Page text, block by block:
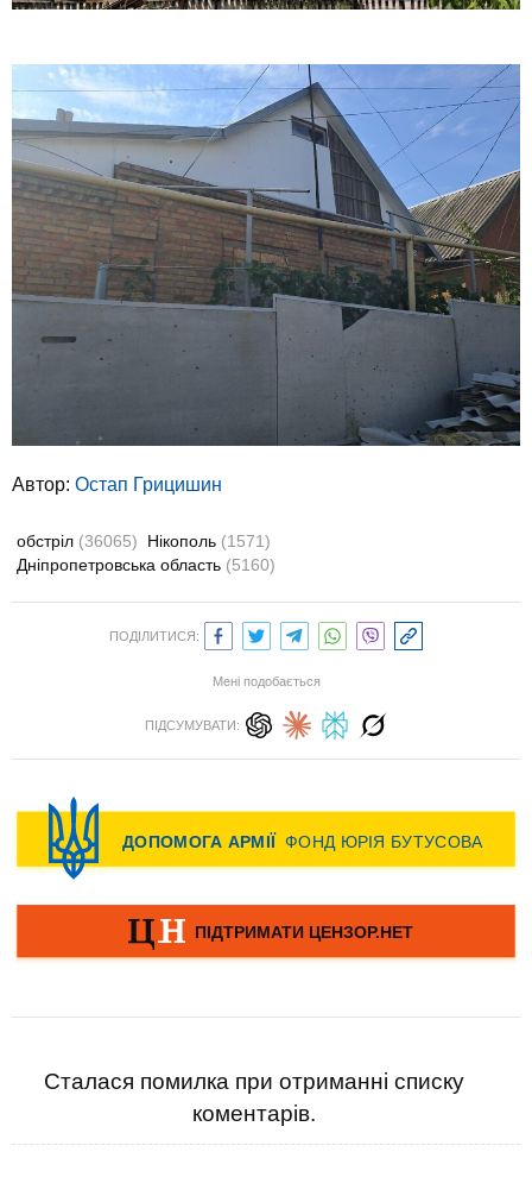
Автор: Остап Грицишин
обстріл (36065) Нікополь (1571)
Дніпропетровська область (5160)
ПОДІЛИТИСЯ:
Мені подобається
ПІДСУМУВАТИ:
Сталася помилка при отриманні списку
коментарів.